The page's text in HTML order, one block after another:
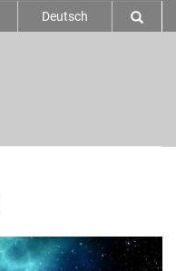
Deutsch